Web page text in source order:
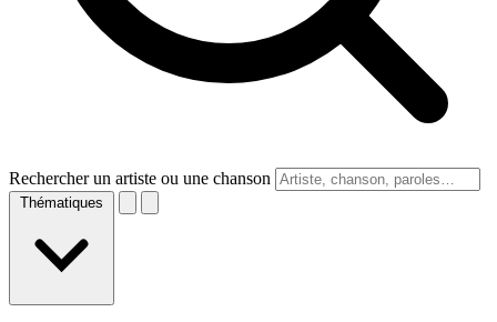
Rechercher un artiste ou une chanson
Thématiques